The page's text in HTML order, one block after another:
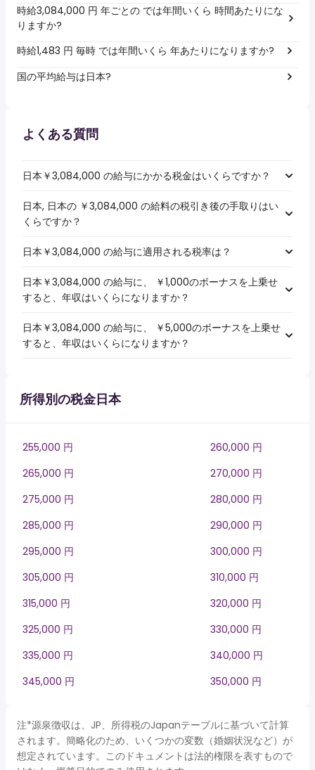
時給3,084,000 円 年ごとの では年間いくら 時間あたりにな
りますか?
時給1,483 円 毎時 では年間いくら 年あたりになりますか?
国の平均給与は日本?
よくある質問
日本￥3,084,000 の給与にかかる税金はいくらですか？
日本, 日本の ￥3,084,000 の給料の税引き後の手取りはい
くらですか？
日本￥3,084,000 の給与に適用される税率は？
日本￥3,084,000 の給与に、 ￥1,000のボーナスを上乗せ
すると、年収はいくらになりますか？
日本￥3,084,000 の給与に、 ￥5,000のボーナスを上乗せ
すると、年収はいくらになりますか？
所得別の税金日本
255,000 円
260,000 円
265,000 円
270,000 円
275,000 円
280,000 円
285,000 円
290,000 円
295,000 円
300,000 円
305,000 円
310,000 円
315,000 円
320,000 円
325,000 円
330,000 円
335,000 円
340,000 円
345,000 円
350,000 円
注*源泉徴収は、JP、所得税のJapanテーブルに基づいて計算
されます。簡略化のため、いくつかの変数（婚姻状況など）が
想定されています。このドキュメントは法的権限を表すもので